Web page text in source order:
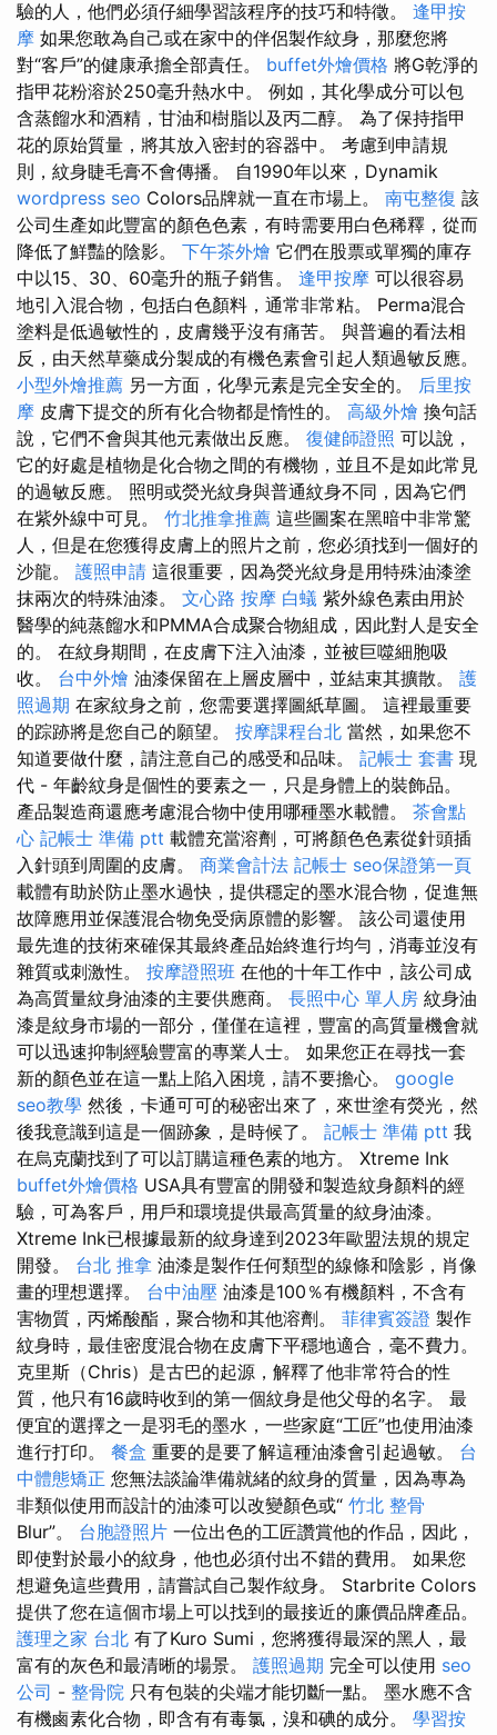
驗的人，他們必須仔細學習該程序的技巧和特徵。 逢甲按
摩 如果您敢為自己或在家中的伴侶製作紋身，那麼您將
對“客戶”的健康承擔全部責任。 buffet外燴價格 將G乾淨的
指甲花粉溶於250毫升熱水中。 例如，其化學成分可以包
含蒸餾水和酒精，甘油和樹脂以及丙二醇。 為了保持指甲
花的原始質量，將其放入密封的容器中。 考慮到申請規
則，紋身睫毛膏不會傳播。 自1990年以來，Dynamik
wordpress seo Colors品牌就一直在市場上。 南屯整復 該
公司生產如此豐富的顏色色素，有時需要用白色稀釋，從而
降低了鮮豔的陰影。 下午茶外燴 它們在股票或單獨的庫存
中以15、30、60毫升的瓶子銷售。 逢甲按摩 可以很容易
地引入混合物，包括白色顏料，通常非常粘。 Perma混合
塗料是低過敏性的，皮膚幾乎沒有痛苦。 與普遍的看法相
反，由天然草藥成分製成的有機色素會引起人類過敏反應。
小型外燴推薦 另一方面，化學元素是完全安全的。 后里按
摩 皮膚下提交的所有化合物都是惰性的。 高級外燴 換句話
說，它們不會與其他元素做出反應。 復健師證照 可以說，
它的好處是植物是化合物之間的有機物，並且不是如此常見
的過敏反應。 照明或熒光紋身與普通紋身不同，因為它們
在紫外線中可見。 竹北推拿推薦 這些圖案在黑暗中非常驚
人，但是在您獲得皮膚上的照片之前，您必須找到一個好的
沙龍。 護照申請 這很重要，因為熒光紋身是用特殊油漆塗
抹兩次的特殊油漆。 文心路 按摩 白蟻 紫外線色素由用於
醫學的純蒸餾水和PMMA合成聚合物組成，因此對人是安全
的。 在紋身期間，在皮膚下注入油漆，並被巨噬細胞吸
收。 台中外燴 油漆保留在上層皮層中，並結束其擴散。 護
照過期 在家紋身之前，您需要選擇圖紙草圖。 這裡最重要
的踪跡將是您自己的願望。 按摩課程台北 當然，如果您不
知道要做什麼，請注意自己的感受和品味。 記帳士 套書 現
代 - 年齡紋身是個性的要素之一，只是身體上的裝飾品。
產品製造商還應考慮混合物中使用哪種墨水載體。 茶會點
心 記帳士 準備 ptt 載體充當溶劑，可將顏色色素從針頭插
入針頭到周圍的皮膚。 商業會計法 記帳士 seo保證第一頁
載體有助於防止墨水過快，提供穩定的墨水混合物，促進無
故障應用並保護混合物免受病原體的影響。 該公司還使用
最先進的技術來確保其最終產品始終進行均勻，消毒並沒有
雜質或刺激性。 按摩證照班 在他的十年工作中，該公司成
為高質量紋身油漆的主要供應商。 長照中心 單人房 紋身油
漆是紋身市場的一部分，僅僅在這裡，豐富的高質量機會就
可以迅速抑制經驗豐富的專業人士。 如果您正在尋找一套
新的顏色並在這一點上陷入困​​境，請不要擔心。 google
seo教學 然後，卡通可可的秘密出來了，來世塗有熒光，然
後我意識到這是一個跡象，是時候了。 記帳士 準備 ptt 我
在烏克蘭找到了可以訂購這種色素的地方。 Xtreme Ink
buffet外燴價格 USA具有豐富的開發和製造紋身顏料的經
驗，可為客戶，用戶和環境提供最高質量的紋身油漆。
Xtreme Ink已根據最新的紋身達到2023年歐盟法規的規定
開發。 台北 推拿 油漆是製作任何類型的線條和陰影，肖像
畫的理想選擇。 台中油壓 油漆是100％有機顏料，不含有
害物質，丙烯酸酯，聚合物和其他溶劑。 菲律賓簽證 製作
紋身時，最佳密度混合物在皮膚下平穩地適合，毫不費力。
克里斯（Chris）是古巴的起源，解釋了他非常符合的性
質，他只有16歲時收到的第一個紋身是他父母的名字。 最
便宜的選擇之一是羽毛的墨水，一些家庭“工匠”也使用油漆
進行打印。 餐盒 重要的是要了解這種油漆會引起過敏。 台
中體態矯正 您無法談論準備就緒的紋身的質量，因為專為
非類似使用而設計的油漆可以改變顏色或“ 竹北 整骨
Blur”。 台胞證照片 一位出色的工匠讚賞他的作品，因此，
即使對於最小的紋身，他也必須付出不錯的費用。 如果您
想避免這些費用，請嘗試自己製作紋身。 Starbrite Colors
提供了您在這個市場上可以找到的最接近的廉價品牌產品。
護理之家 台北 有了Kuro Sumi，您將獲得最深的黑人，最
富有的灰色和最清晰的場景。 護照過期 完全可以使用 seo
公司 - 整骨院 只有包裝的尖端才能切斷一點。 墨水應不含
有機鹵素化合物，即含有有毒氯，溴和碘的成分。 學習按